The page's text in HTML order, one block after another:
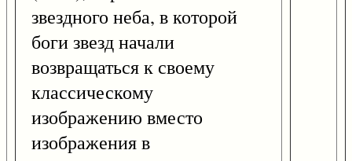
звездного неба, в которой
боги звезд начали
возвращаться к своему
классическому
изображению вместо
изображения в